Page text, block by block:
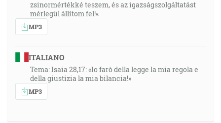
zsinormértékké teszem, és az igazságszolgáltatást
mérlegül állítom fel!«
MP3
ITALIANO
Tema: Isaia 28,17: «Io farò della legge la mia regola e
della giustizia la mia bilancia!»
MP3